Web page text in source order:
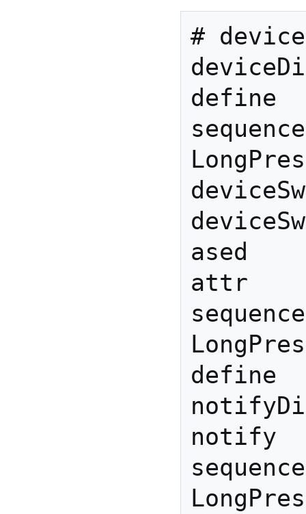
#
define
ased
attr
define
notify